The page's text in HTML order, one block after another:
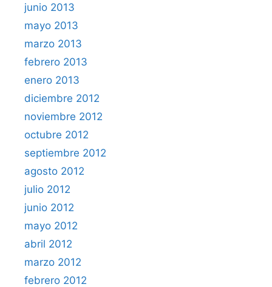
junio 2013
mayo 2013
marzo 2013
febrero 2013
enero 2013
diciembre 2012
noviembre 2012
octubre 2012
septiembre 2012
agosto 2012
julio 2012
junio 2012
mayo 2012
abril 2012
marzo 2012
febrero 2012